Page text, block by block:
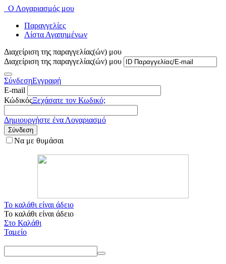
Ο Λογαριασμός μου
Παραγγελίες
Λίστα Αγαπημένων
Διαχείριση της παραγγελίας(ών) μου
Διαχείριση της παραγγελίας(ών) μου
ΣύνδεσηΕγγραφή
E-mail
ΚώδικόςΞεχάσατε τον Κωδικό;
Δημιουργήστε ένα Λογαριασμό
Σύνδεση
Να με θυμάσαι
Το καλάθι είναι άδειο
Το καλάθι είναι άδειο
Στο Καλάθι
Ταμείο